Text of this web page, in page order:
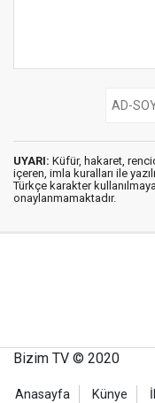
UYARI: Küfür, hakaret,
içeren, imla kuralları ile
Türkçe karakter
onaylanmamaktadır.
Bizim TV © 2020
Anasayfa Künye